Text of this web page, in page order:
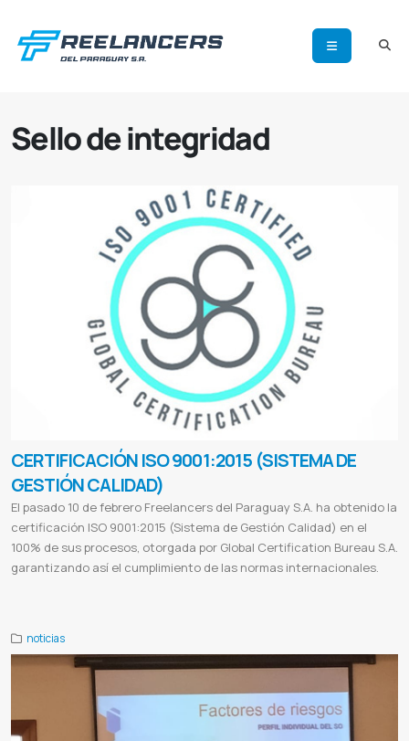
Sello de integridad
CERTIFICACIÓN ISO 9001:2015 (SISTEMA DE
GESTIÓN CALIDAD)
El pasado 10 de febrero Freelancers del Paraguay S.A. ha obtenido la
certificación ISO 9001:2015 (Sistema de Gestión Calidad) en el
100% de sus procesos, otorgada por Global Certification Bureau S.A.
garantizando así el cumplimiento de las normas internacionales.
noticias